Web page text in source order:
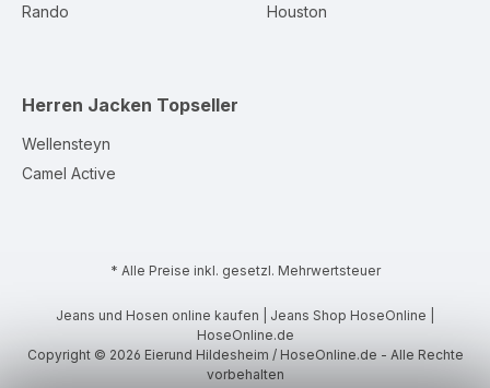
Rando Houston
Herren Jacken Topseller
Wellensteyn
Camel Active
* Alle Preise inkl. gesetzl. Mehrwertsteuer
Jeans und Hosen online kaufen | Jeans Shop HoseOnline |
HoseOnline.de
Copyright © 2026 Eierund Hildesheim / HoseOnline.de - Alle Rechte
vorbehalten